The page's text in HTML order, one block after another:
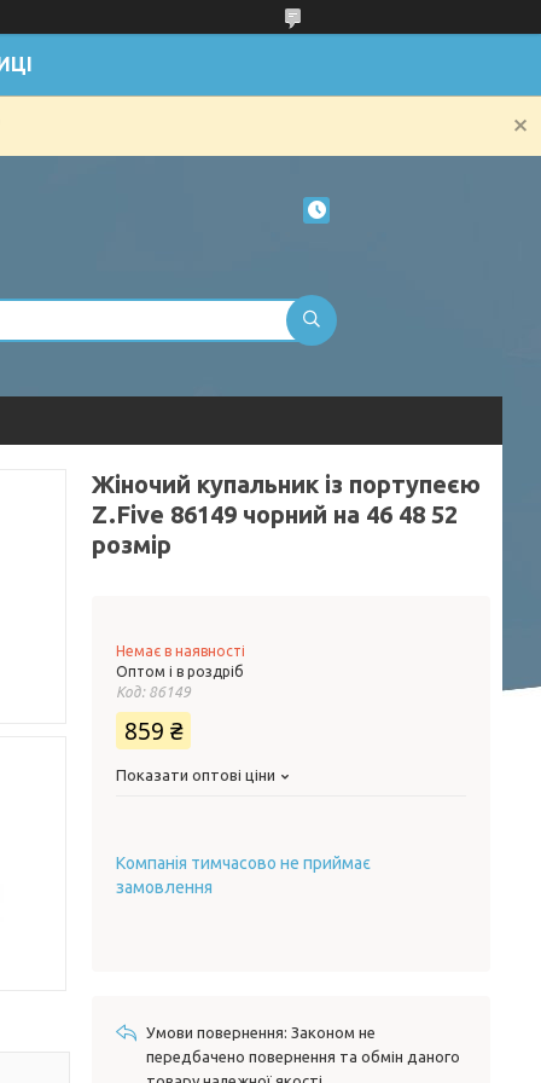
Жіночий купальник із портупеєю
Z.Five 86149 чорний на 46 48 52
розмір
Немає в наявності
Оптом і в роздріб
Код: 86149
859 ₴
Показати оптові ціни
Компанія тимчасово не приймає
замовлення
Законом не
передбачено повернення та обмін даного